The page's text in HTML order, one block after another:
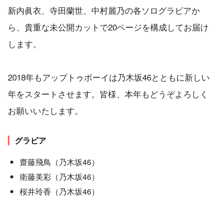
新内眞衣、寺田蘭世、中村麗乃の各ソログラビアか
ら、貴重な未公開カットで20ページを構成してお届け
します。
2018年もアップトゥボーイは乃木坂46とともに新しい
年をスタートさせます。皆様、本年もどうぞよろしく
お願いいたします。
グラビア
齋藤飛鳥（乃木坂46）
衛藤美彩（乃木坂46）
桜井玲香（乃木坂46）